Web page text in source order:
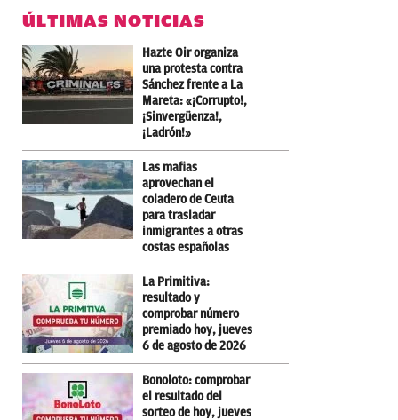
ÚLTIMAS NOTICIAS
Hazte Oir organiza
una protesta contra
Sánchez frente a La
Mareta: «¡Corrupto!,
¡Sinvergüenza!,
¡Ladrón!»
Las mafias
aprovechan el
coladero de Ceuta
para trasladar
inmigrantes a otras
costas españolas
La Primitiva:
resultado y
comprobar número
premiado hoy, jueves
6 de agosto de 2026
Bonoloto: comprobar
el resultado del
sorteo de hoy, jueves